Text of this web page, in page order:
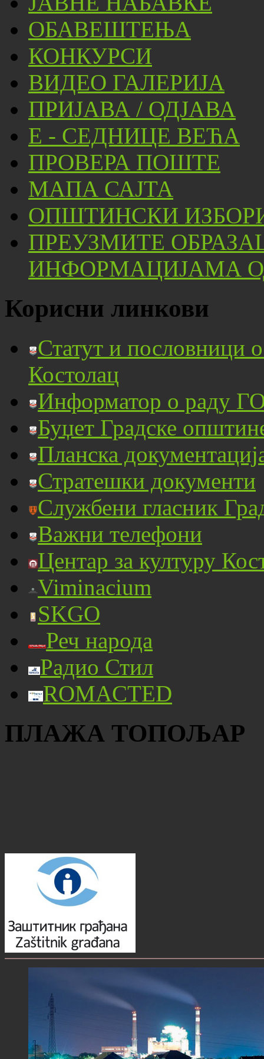
ОБАВЕШТЕЊА
КОНКУРСИ
ВИДЕО ГАЛЕРИЈА
ПРИЈАВА / ОДЈАВА
Е - СЕДНИЦЕ ВЕЋА
ПРОВЕРА ПОШТЕ
МАПА САЈТА
ОПШТИНСКИ
ПРЕУЗМИТЕ
ИНФОРМАЦИЈАМА
Корисни линкови
Статут и пословници
Костолац
Информатор о раду
Буџет Градске
Планска
Стратешки документи
Службени гласник
Важни телефони
Центар за културу
Viminacium
SKGO
Реч народа
Радио Стил
ROMACTED
ПЛАЖА ТОПОЉАР